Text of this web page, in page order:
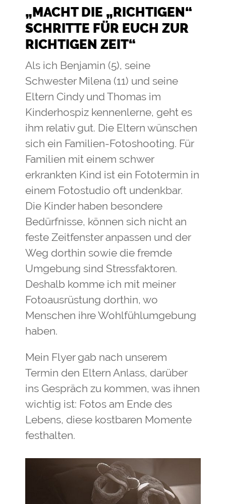
„MACHT DIE „RICHTIGEN“
SCHRITTE FÜR EUCH ZUR
RICHTIGEN ZEIT“
Als ich Benjamin (5), seine
Schwester Milena (11) und seine
Eltern Cindy und Thomas im
Kinderhospiz kennenlerne, geht es
ihm relativ gut. Die Eltern wünschen
sich ein Familien-Fotoshooting. Für
Familien mit einem schwer
erkrankten Kind ist ein Fototermin in
einem Fotostudio oft undenkbar.
Die Kinder haben besondere
Bedürfnisse, können sich nicht an
feste Zeitfenster anpassen und der
Weg dorthin sowie die fremde
Umgebung sind Stressfaktoren.
Deshalb komme ich mit meiner
Fotoausrüstung dorthin, wo
Menschen ihre Wohlfühlumgebung
haben.
Mein Flyer gab nach unserem
Termin den Eltern Anlass, darüber
ins Gespräch zu kommen, was ihnen
wichtig ist: Fotos am Ende des
Lebens, diese kostbaren Momente
festhalten.